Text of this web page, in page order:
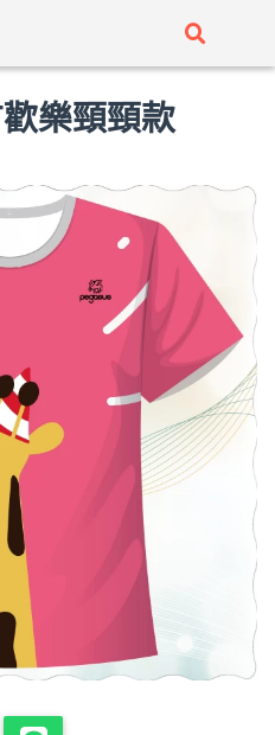
樂頸頸款